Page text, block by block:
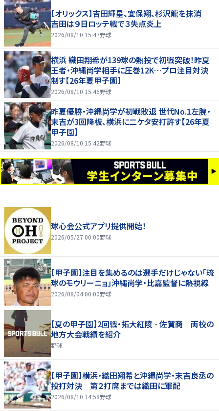
【オリックス】吉田輝星、宜保翔、杉沢龍を抹消
吉田は９日ロッテ戦で３失点炎上
2026/08/10 15:47野球
横浜 織田翔希が139球の熱投で初戦突破！昨夏
王者・沖縄尚学相手に圧巻12K…プロ注目対決
制す【26年夏甲子園】
2026/08/10 15:46野球
昨夏優勝・沖縄尚学が初戦敗退 世代No.1左腕・
末吉が3回降板、横浜に二ケタ安打許す【26年夏
甲子園】
2026/08/10 15:42野球
球心会公式アプリ提供開始！
2026/05/27 00:00野球
【甲子園】注目を集めるのは選手だけじゃない「琉
球のモウリーニョ」沖縄尚学・比嘉監督に熱視線
2026/08/04 00:00野球
【夏の甲子園】2回戦・拓大紅陵 - 佐賀商 両校の
地方大会戦績を紹介
野球
【甲子園】横浜・織田翔希と沖縄尚学・末吉良丞の
投打対決 第２打席までは織田に軍配
2026/08/10 14:58野球